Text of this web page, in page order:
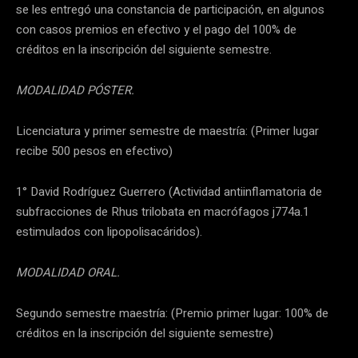
se les entregó una constancia de participación, en algunos
con casos premios en efectivo y el pago del 100% de
créditos en la inscripción del siguiente semestre.
MODALIDAD PÓSTER.
Licenciatura y primer semestre de maestría: (Primer lugar
recibe 500 pesos en efectivo)
1° David Rodríguez Guerrero (Actividad antiinflamatoria de
subfracciones de Rhus trilobata en macrófagos j774a.1
estimulados con lipopolisacáridos).
MODALIDAD ORAL.
Segundo semestre maestría: (Premio primer lugar: 100% de
créditos en la inscripción del siguiente semestre)